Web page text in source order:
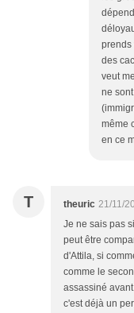
prends
des
veut
ne
même
en ce
T theuric 21/11/
Je ne sais pas
peut être
d'Attila, si
comme le
assassiné
c'est déjà un